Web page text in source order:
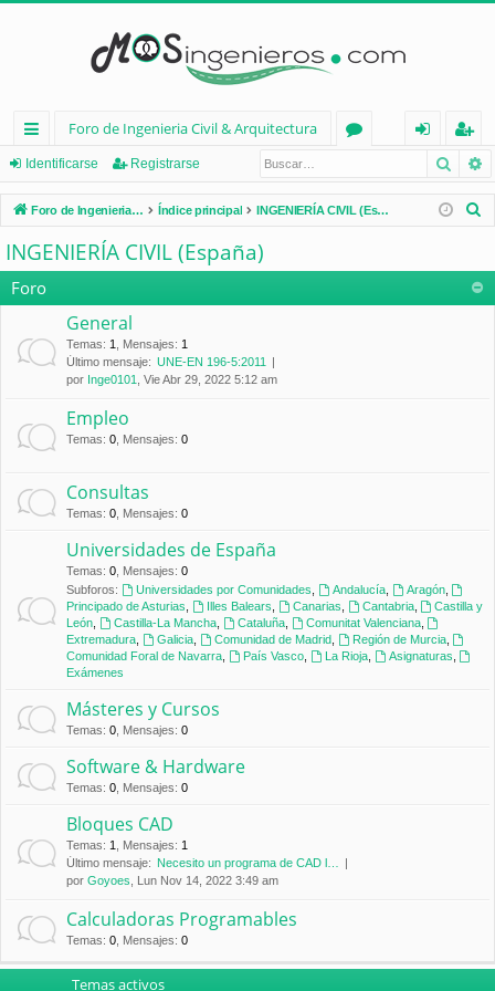
nl
ac
es
rá
pi
d
os
Foro de Ingenieria Civil & Arquitectura
os
nt
ifi
eg
ist
ra
Identificarse Registrarse
Foro de Ingenieria Civil & Arquitectura Índice principal INGENIERÍA CIVIL (España)
a
INGENIERÍA CIVIL (España)
Foro
General
Temas: 1 Mensajes: 1
Último mensaje: UNE-EN 196-5:2011
por Inge0101 , Vie Abr 29, 2022 5:12 am
Empleo
Temas: 0 Mensajes: 0
Consultas
Temas: 0 Mensajes: 0
Universidades de España
Temas: 0 Mensajes: 0
Subforos:
Universidades por Comunidades Andalucía, Aragón,
Principado de Asturias
Illes Balears Canarias Cantabria,
Castilla y
León
Castilla-La Mancha, Cataluña, Comunitat Valenciana,
Extremadura
Galicia, Comunidad de Madrid, Región de Murcia,
Comunidad Foral de Navarra
País Vasco, La Rioja, Asignaturas
Exámenes
Másteres y Cursos
Temas: 0 Mensajes: 0
Software & Hardware
Temas: 0 Mensajes: 0
Bloques CAD
Temas: 1 Mensajes: 1
Último mensaje: Necesito un programa de CAD l…
por Goyoes , Lun Nov 14, 2022 3:49 am
Calculadoras Programables
Temas: 0 Mensajes: 0
Temas activos